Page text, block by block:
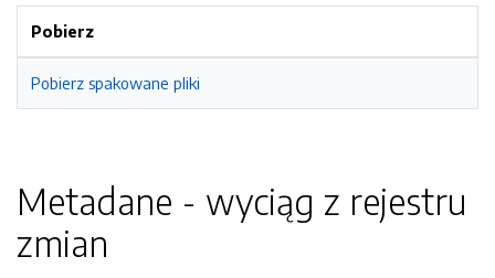
Pobierz
Pobierz spakowane pliki
Metadane - wyciąg z rejestru
zmian